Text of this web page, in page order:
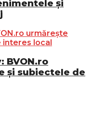
și
BVON.ro
și subiectele de